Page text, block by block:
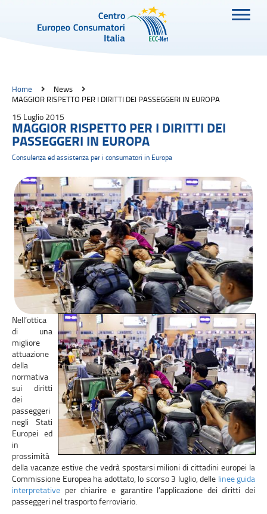
Home
News
MAGGIOR RISPETTO PER I DIRITTI DEI PASSEGGERI IN EUROPA
15 Luglio 2015
MAGGIOR RISPETTO PER I DIRITTI DEI
PASSEGGERI IN EUROPA
Consulenza ed assistenza per i consumatori in Europa
Nell’ottica
di una
migliore
attuazione
della
normativa
sui diritti
dei
passeggeri
negli Stati
Europei ed
in
prossimità
della vacanze estive che vedrà spostarsi milioni di cittadini europei la
Commissione Europea ha adottato, lo scorso 3 luglio, delle linee guida
interpretative per chiarire e garantire l’applicazione dei diritti dei
passeggeri nel trasporto ferroviario.